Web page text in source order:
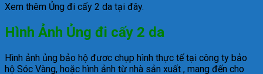
Xem thêm Ủng đi cấy 2 da tại đây.
Hình Ảnh Ủng đi cấy 2 da
Hình ảnh ủng bảo hộ đươc chụp hình thực tế tại công ty bảo
hộ Sóc Vàng, hoặc hình ảnh từ nhà sản xuất , mang đến cho